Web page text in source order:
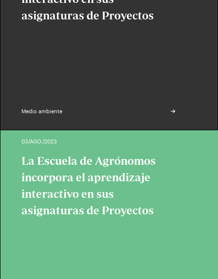
asignaturas de Proyectos
Medio ambiente
03/AGO./2023
La Escuela de Agrónomos
incorpora el aprendizaje
interactivo en sus
asignaturas de Proyectos